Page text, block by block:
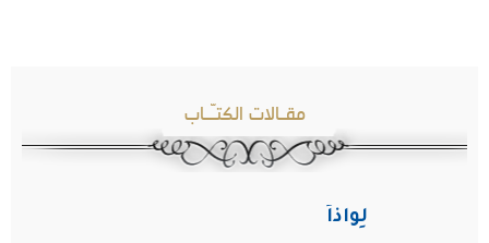
مقـالات الكتـّـاب
لِواذاً